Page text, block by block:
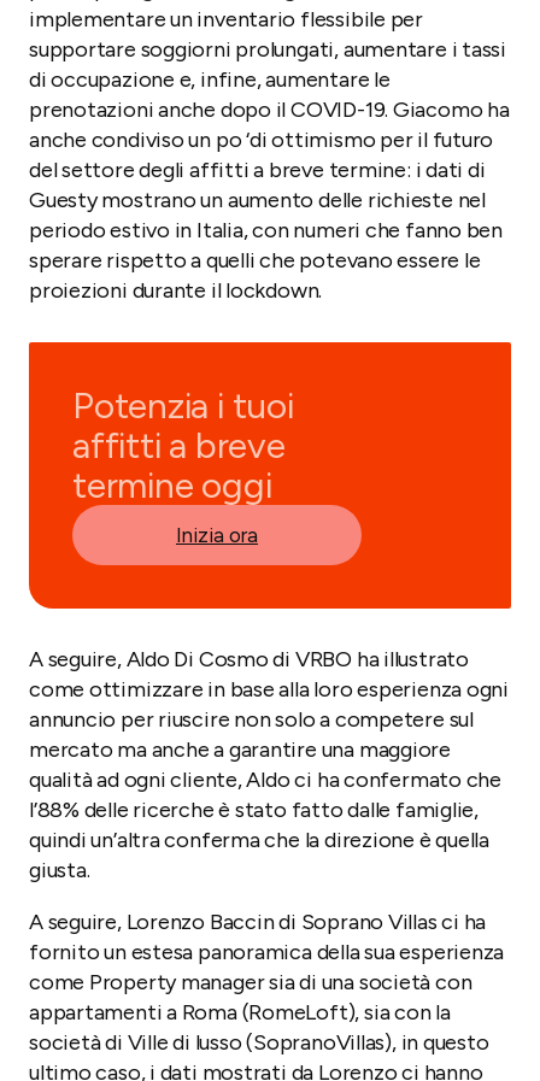
implementare un inventario flessibile per
supportare soggiorni prolungati, aumentare i tassi
di occupazione e, infine, aumentare le
prenotazioni anche dopo il COVID-19. Giacomo ha
anche condiviso un po ‘di ottimismo per il futuro
del settore degli affitti a breve termine: i dati di
Guesty mostrano un aumento delle richieste nel
periodo estivo in Italia, con numeri che fanno ben
sperare rispetto a quelli che potevano essere le
proiezioni durante il lockdown.
Potenzia i tuoi
affitti a breve
termine oggi
Inizia ora
A seguire, Aldo Di Cosmo di VRBO ha illustrato
come ottimizzare in base alla loro esperienza ogni
annuncio per riuscire non solo a competere sul
mercato ma anche a garantire una maggiore
qualità ad ogni cliente, Aldo ci ha confermato che
l’88% delle ricerche è stato fatto dalle famiglie,
quindi un’altra conferma che la direzione è quella
giusta.
A seguire, Lorenzo Baccin di Soprano Villas ci ha
fornito un estesa panoramica della sua esperienza
come Property manager sia di una società con
appartamenti a Roma (RomeLoft), sia con la
società di Ville di lusso (SopranoVillas), in questo
ultimo caso, i dati mostrati da Lorenzo ci hanno